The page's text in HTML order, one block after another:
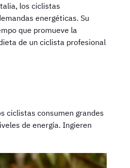
los ciclistas
energéticas. Su
que promueve la
de un ciclista profesional
ciclistas consumen grandes
de energía. Ingieren